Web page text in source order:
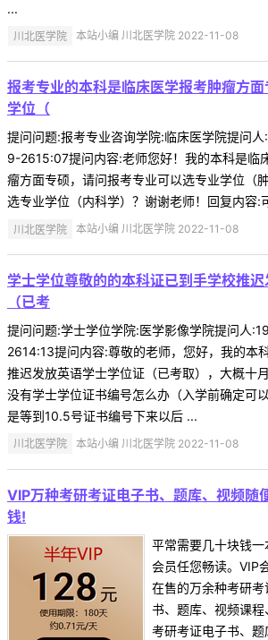
...
川北医学院 本站小编 川北医学院 2022-11-08
报考专业的本科是临床医学报考肿瘤方
学位（
提问问题:报考专业咨询学院:临床医学院提问
9-2615:07提问内容:老师您好！我的本科是临
瘤方面专硕，请问报考专业可以选专业学位（
选专业学位（内科学）？谢谢老师！回复内容:
川北医学院 本站小编 川北医学院 2022-11-08
学士学位尊敬的的本科证已到手学校推
（已考
提问问题:学士学位学院:医学影像学院提问人
2614:13提问内容:尊敬的老师，您好，我的本
推迟发放英语学士学位证（已考取），大概十
没有学士学位证书编号怎么办（入学前确定可
是等到10.5号证书编号下来以后 ...
川北医学院 本站小编 川北医学院 2022-11-08
VIP万种考研考证电子书、题库、视频随
钱!
平常需要几十块钱
会员任您畅读。VIP
在售的万余种考研
书、题库、视频课
考研考证电子书、